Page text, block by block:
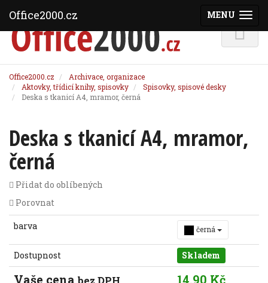
Office2000.cz
Archivace, organizace
Aktovky, třídicí knihy, spisovky
Spisovky, spisové desky
Deska s tkanicí A4, mramor, černá
Deska s tkanicí A4, mramor,
černá
Přidat do oblíbených
Porovnat
barva černá
Dostupnost Skladem
Vaše cena 14,90 Kč
MENU
Office2000.cz